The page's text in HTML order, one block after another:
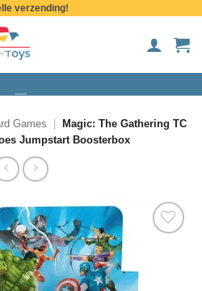
verzending!
Games
Magic: The Gathering TC
Jumpstart Boosterbox